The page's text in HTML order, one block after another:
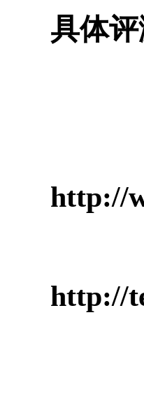
具体
http://
http://